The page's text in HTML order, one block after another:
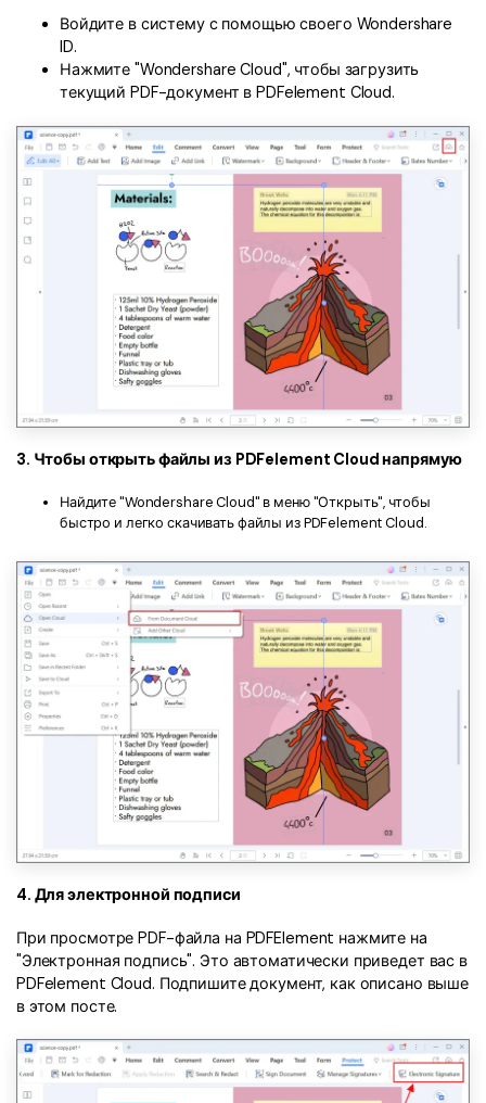
Войдите в систему с помощью своего Wondershare
ID.
Нажмите "Wondershare Cloud", чтобы загрузить
текущий PDF-документ в PDFelement Cloud.
3. Чтобы открыть файлы из PDFelement Cloud напрямую
Найдите "Wondershare Cloud" в меню "Открыть", чтобы
быстро и легко скачивать файлы из PDFelement Cloud.
4. Для электронной подписи
При просмотре PDF-файла на PDFElement нажмите на
"Электронная подпись". Это автоматически приведет вас в
PDFelement Cloud. Подпишите документ, как описано выше
в этом посте.